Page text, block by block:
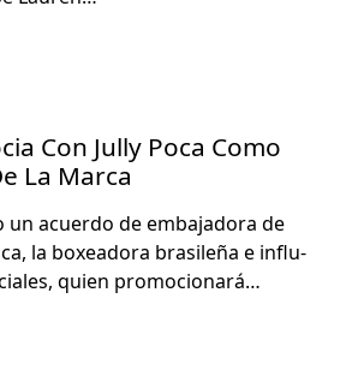
Con Jully Poca Como
La Marca
un acuer­do de emba­jado­ra de
la box­eado­ra brasileña e influ­
quien pro­mo­cionará…